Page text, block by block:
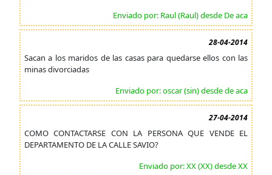
Enviado por: Raul (Raul) desde De aca
28-04-2014
Sacan a los maridos de las casas para quedarse ellos con las
minas divorciadas
Enviado por: oscar (sin) desde de aca
27-04-2014
COMO CONTACTARSE CON LA PERSONA QUE VENDE EL
DEPARTAMENTO DE LA CALLE SAVIO?
Enviado por: XX (XX) desde XX